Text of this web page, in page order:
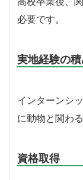
必要です。
実地経験の
インターンシ
に動物と関わ
資格取得